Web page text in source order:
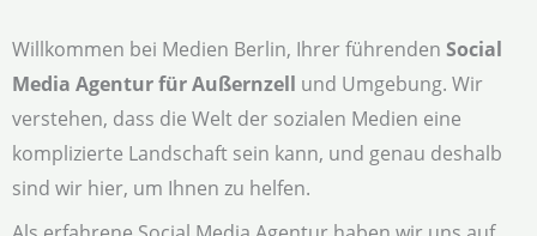
Willkommen bei Medien Berlin, Ihrer führenden Social
Media Agentur für Außernzell und Umgebung. Wir
verstehen, dass die Welt der sozialen Medien eine
komplizierte Landschaft sein kann, und genau deshalb
sind wir hier, um Ihnen zu helfen.